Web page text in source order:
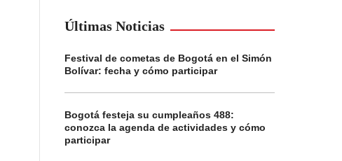
Últimas Noticias
Festival de cometas de Bogotá en el Simón
Bolívar: fecha y cómo participar
Bogotá festeja su cumpleaños 488:
conozca la agenda de actividades y cómo
participar